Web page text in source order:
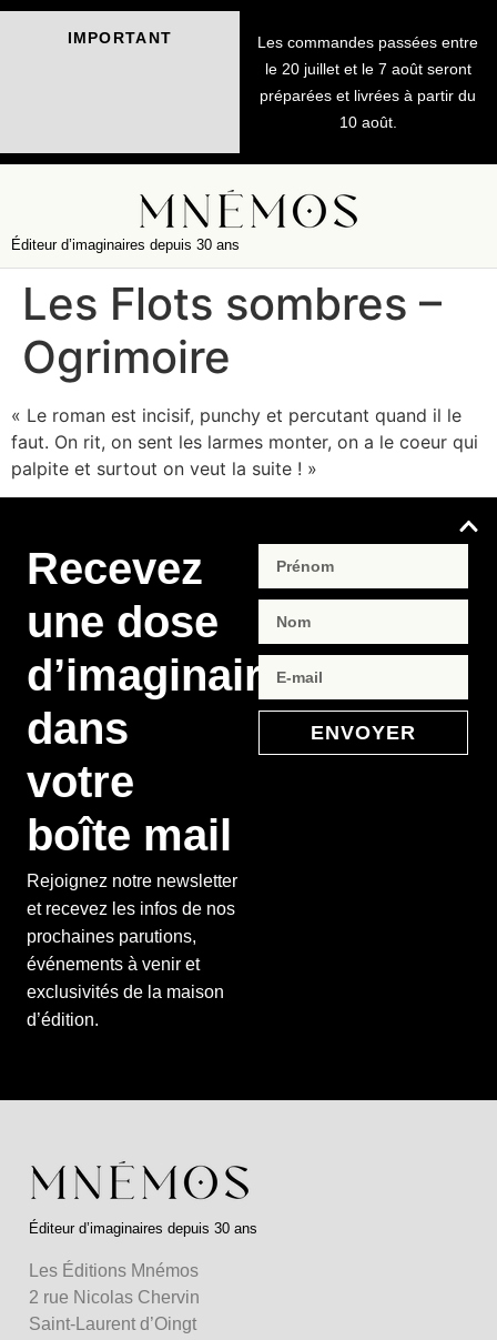
IMPORTANT
Les commandes passées entre
le 20 juillet et le 7 août seront
préparées et livrées à partir du
10 août.
Éditeur d’imaginaires depuis 30 ans
Les Flots sombres –
Ogrimoire
« Le roman est incisif, punchy et percutant quand il le
faut. On rit, on sent les larmes monter, on a le coeur qui
palpite et surtout on veut la suite ! »
Recevez
une dose
d’imaginaire
dans
votre
boîte mail
Rejoignez notre newsletter
et recevez les infos de nos
prochaines parutions,
événements à venir et
exclusivités de la maison
d’édition.
ENVOYER
Éditeur d’imaginaires depuis 30 ans
Les Éditions Mnémos
2 rue Nicolas Chervin
Saint-Laurent d’Oingt